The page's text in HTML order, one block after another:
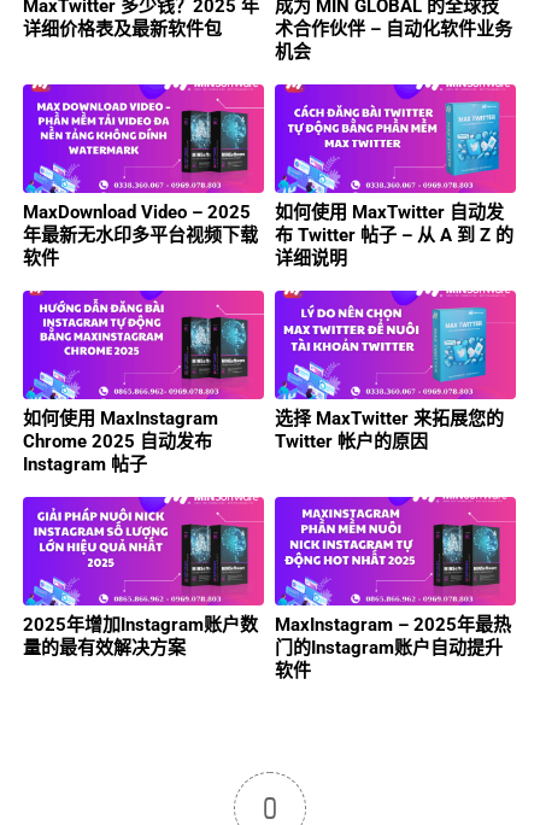
MaxTwitter 多少钱？2025 年
详细价格表及最新软件包
成为 MIN GLOBAL 的全球技
术合作伙伴 – 自动化软件业务
机会
MaxDownload Video – 2025
年最新无水印多平台视频下载
软件
如何使用 MaxTwitter 自动发
布 Twitter 帖子 – 从 A 到 Z 的
详细说明
如何使用 MaxInstagram
Chrome 2025 自动发布
Instagram 帖子
选择 MaxTwitter 来拓展您的
Twitter 帐户的原因
2025年增加Instagram账户数
量的最有效解决方案
MaxInstagram – 2025年最热
门的Instagram账户自动提升
软件
0